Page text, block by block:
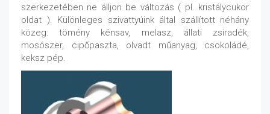
szerkezetében ne álljon be változás ( pl. kristálycukor
oldat ). Különleges szivattyúink által szállított néhány
közeg: tömény kénsav, melasz, állati zsiradék,
mosószer, cipőpaszta, olvadt műanyag, csokoládé,
keksz pép.